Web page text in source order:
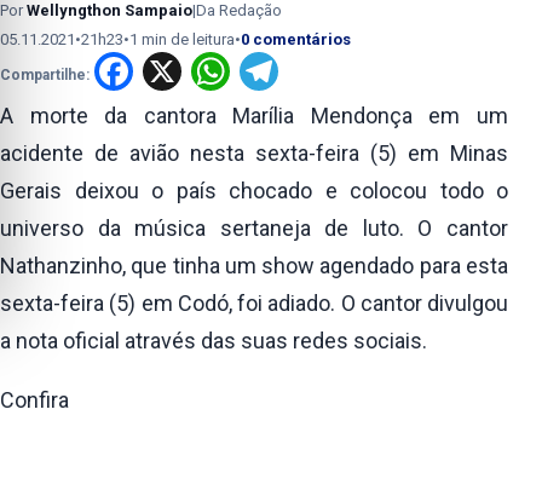
PorWellyngthon Sampaio|Da Redação
05.11.2021 •21h23•1 min de leitura•0 comentários
Compartilhe: Facebook
X WhatsApp
A morte da cantora Marília Mendonça em um
acidente de avião nesta sexta-feira (5) em Minas
Gerais deixou o país chocado e colocou todo o
universo da música sertaneja de luto. O cantor
Nathanzinho, que tinha um show agendado para esta
sexta-feira (5) em Codó, foi adiado. O cantor divulgou
a nota oficial através das suas redes sociais.
Confira